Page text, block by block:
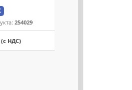
254029
(с НДС)